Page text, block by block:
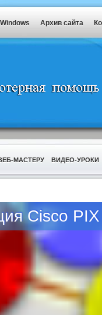
Windows Архив сайта
МАСТЕРУ ВИДЕО-УРОКИ
Cisco